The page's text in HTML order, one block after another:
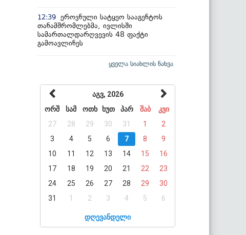
12:39 ეროვნული სატყეო სააგენტოს
თანამშრომლებმა, ივლისში
სამართალდარღვევის 48 ფაქტი
გამოავლინეს
ყველა სიახლის ნახვა
აგვ, 2026
ორშ
სამ ოთხ ხუთ პარ შაბ
კვი
27
28 29 30 31 1
2
3
4 5 6 7 8
9
10
11 12 13 14 15
16
17
18 19 20 21 22
23
24
25 26 27 28 29
30
31
1 2 3 4 5 6
დღევანდელი